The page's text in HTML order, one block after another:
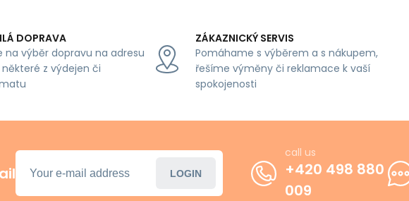
DOPRAVA
na výběr dopravu na adresu
z výdejen či
ZÁKAZNICKÝ SERVIS
Pomáhame s výběrem a s nákupem,
řešíme výměny či reklamace k vaší
spokojenosti
LOGIN
call us
+420 498 880
009